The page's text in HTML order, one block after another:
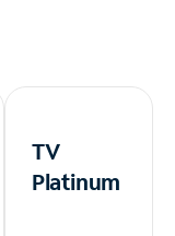
TV
Platinum